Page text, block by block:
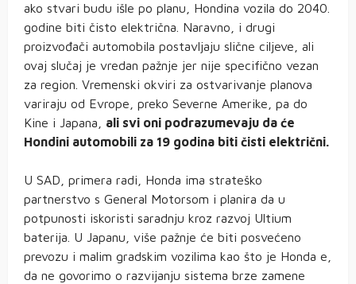
ako stvari budu išle po planu, Hondina vozila do 2040.
godine biti čisto električna. Naravno, i drugi
proizvođači automobila postavljaju slične ciljeve, ali
ovaj slučaj je vredan pažnje jer nije specifično vezan
za region. Vremenski okviri za ostvarivanje planova
variraju od Evrope, preko Severne Amerike, pa do
Kine i Japana, ali svi oni podrazumevaju da će
Hondini automobili za 19 godina biti čisti električni.
U SAD, primera radi, Honda ima strateško
partnerstvo s General Motorsom i planira da u
potpunosti iskoristi saradnju kroz razvoj Ultium
baterija. U Japanu, više pažnje će biti posvećeno
prevozu i malim gradskim vozilima kao što je Honda e,
da ne govorimo o razvijanju sistema brze zamene